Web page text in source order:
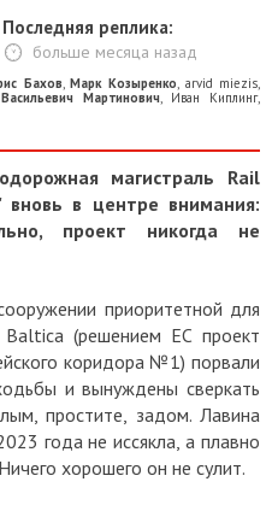
Последняя реплика:
больше месяца назад
Бахов ,Марк Козыренко arvid miezis
Мартинович Иван Киплинг,
магистраль Rail
в центре внимания:
проект никогда не
приоритетной для
Baltica (решением ЕС проект
коридора №1) порвали
и вынуждены сверкать
простите, задом. Лавина
года не иссякла, а плавно
хорошего он не сулит.